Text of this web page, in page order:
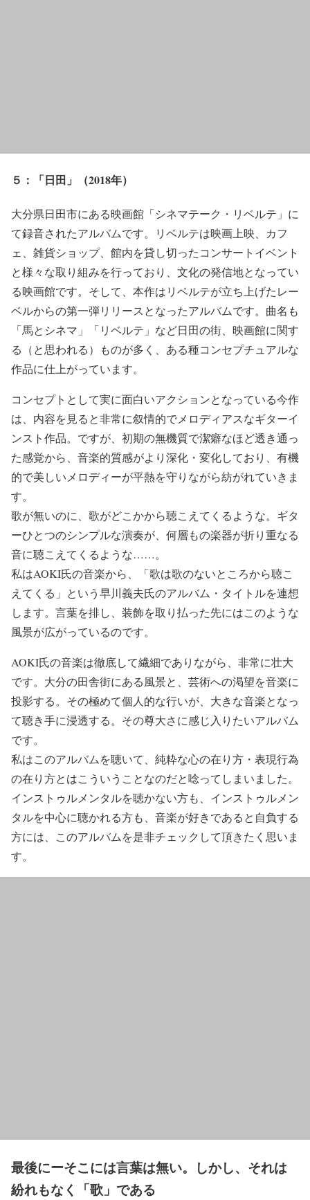
５：「日田」（2018年）
大分県日田市にある映画館「シネマテーク・リベルテ」に
て録音されたアルバムです。リベルテは映画上映、カフ
ェ、雑貨ショップ、館内を貸し切ったコンサートイベント
と様々な取り組みを行っており、文化の発信地となってい
る映画館です。そして、本作はリベルテが立ち上げたレー
ベルからの第一弾リリースとなったアルバムです。曲名も
「馬とシネマ」「リベルテ」など日田の街、映画館に関す
る（と思われる）ものが多く、ある種コンセプチュアルな
作品に仕上がっています。
コンセプトとして実に面白いアクションとなっている今作
は、内容を見ると非常に叙情的でメロディアスなギターイ
ンスト作品。ですが、初期の無機質で潔癖なほど透き通っ
た感覚から、音楽的質感がより深化・変化しており、有機
的で美しいメロディーが平熱を守りながら紡がれていきま
す。
歌が無いのに、歌がどこかから聴こえてくるような。ギタ
ーひとつのシンプルな演奏が、何層もの楽器が折り重なる
音に聴こえてくるような……。
私はAOKI氏の音楽から、「歌は歌のないところから聴こ
えてくる」という早川義夫氏のアルバム・タイトルを連想
します。言葉を排し、装飾を取り払った先にはこのような
風景が広がっているのです。
AOKI氏の音楽は徹底して繊細でありながら、非常に壮大
です。大分の田舎街にある風景と、芸術への渇望を音楽に
投影する。その極めて個人的な行いが、大きな音楽となっ
て聴き手に浸透する。その尊大さに感じ入りたいアルバム
です。
私はこのアルバムを聴いて、純粋な心の在り方・表現行為
の在り方とはこういうことなのだと唸ってしまいました。
インストゥルメンタルを聴かない方も、インストゥルメン
タルを中心に聴かれる方も、音楽が好きであると自負する
方には、このアルバムを是非チェックして頂きたく思いま
す。
最後にーそこには言葉は無い。しかし、それは
紛れもなく「歌」である